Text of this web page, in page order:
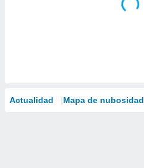
Actualidad Mapa de nubosidad